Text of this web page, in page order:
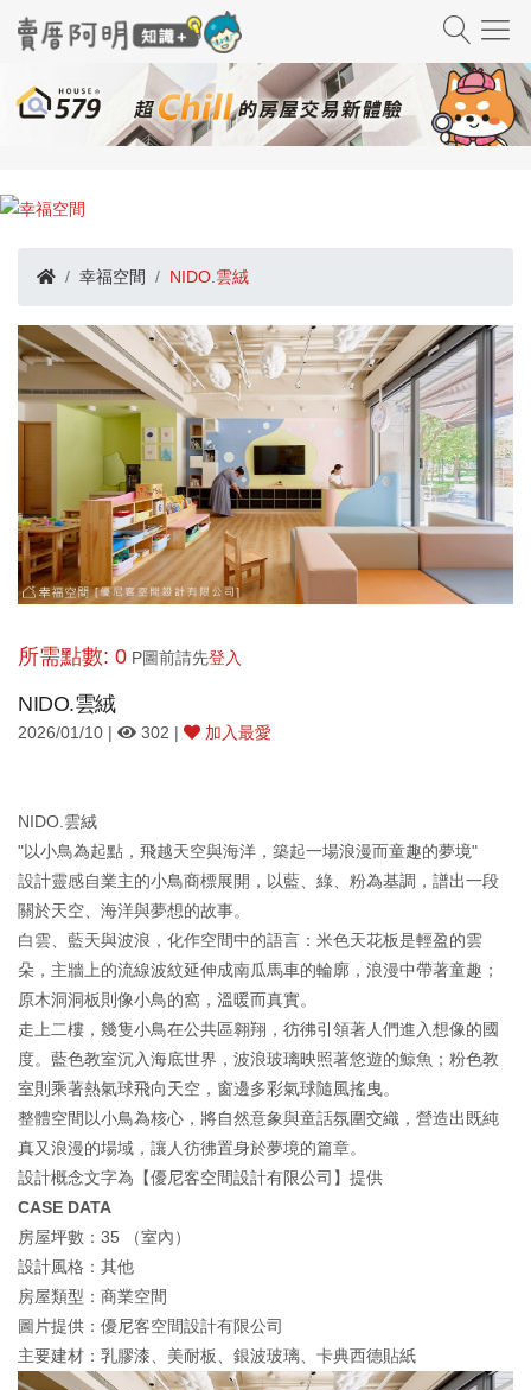
幸福空間 NIDO.雲絨
所需點數: 0 P圖前請先登入
NIDO.雲絨
2026/01/10 | 302 | 加入最愛
NIDO.雲絨
"以小鳥為起點，飛越天空與海洋，築起一場浪漫而童趣的夢境"
設計靈感自業主的小鳥商標展開，以藍、綠、粉為基調，譜出一段
關於天空、海洋與夢想的故事。
白雲、藍天與波浪，化作空間中的語言：米色天花板是輕盈的雲
朵，主牆上的流線波紋延伸成南瓜馬車的輪廓，浪漫中帶著童趣；
原木洞洞板則像小鳥的窩，溫暖而真實。
走上二樓，幾隻小鳥在公共區翱翔，彷彿引領著人們進入想像的國
度。藍色教室沉入海底世界，波浪玻璃映照著悠遊的鯨魚；粉色教
室則乘著熱氣球飛向天空，窗邊多彩氣球隨風搖曳。
整體空間以小鳥為核心，將自然意象與童話氛圍交織，營造出既純
真又浪漫的場域，讓人彷彿置身於夢境的篇章。
設計概念文字為【優尼客空間設計有限公司】提供
CASE DATA
房屋坪數：35 （室內）
設計風格：其他
房屋類型：商業空間
圖片提供：優尼客空間設計有限公司
主要建材：乳膠漆、美耐板、銀波玻璃、卡典西德貼紙